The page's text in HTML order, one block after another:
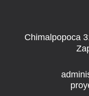
Chimalpopoca